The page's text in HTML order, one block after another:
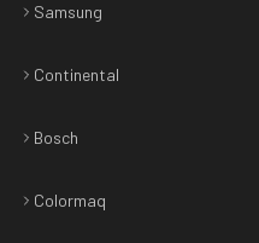
Samsung
Continental
Bosch
Colormaq